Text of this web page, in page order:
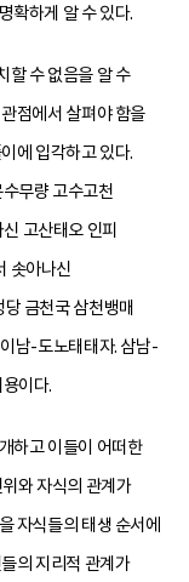
확하게 알 수 있다.
할 수 없음을 알 수
점에서 살펴야 함을
에 입각하고 있다.
무량 고수고천
고산태오 인피
솟아나신
금천국 삼천뱅매
남-도노태태자. 삼남-
이다.
하고 이들이 어떠한
와 자식의 관계가
자식들의 태생 순서에
의 지리적 관계가